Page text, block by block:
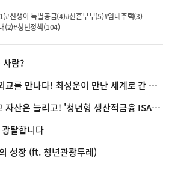
#신생아 특별공급(4)#신혼부부(5)#임대주택(3)
(2)#청년정책(104)
람?
를 만나다! 최성운이 만난 세계로 간 청년들
은 늘리고! '청년형 생산적금융 ISA' 전격 신설
탈합니다
성장 (ft. 청년관광두레)